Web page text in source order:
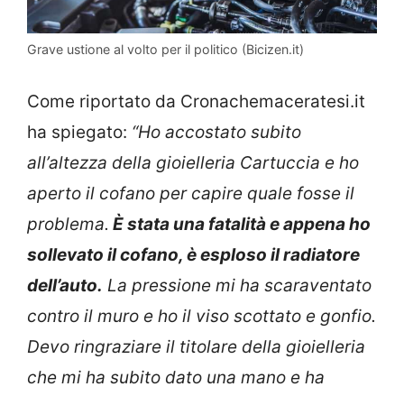
Grave ustione al volto per il politico (Bicizen.it)
Come riportato da Cronachemaceratesi.it
ha spiegato: “Ho accostato subito
all’altezza della gioielleria Cartuccia e ho
aperto il cofano per capire quale fosse il
problema. È stata una fatalità e appena ho
sollevato il cofano, è esploso il radiatore
dell’auto. La pressione mi ha scaraventato
contro il muro e ho il viso scottato e gonfio.
Devo ringraziare il titolare della gioielleria
che mi ha subito dato una mano e ha